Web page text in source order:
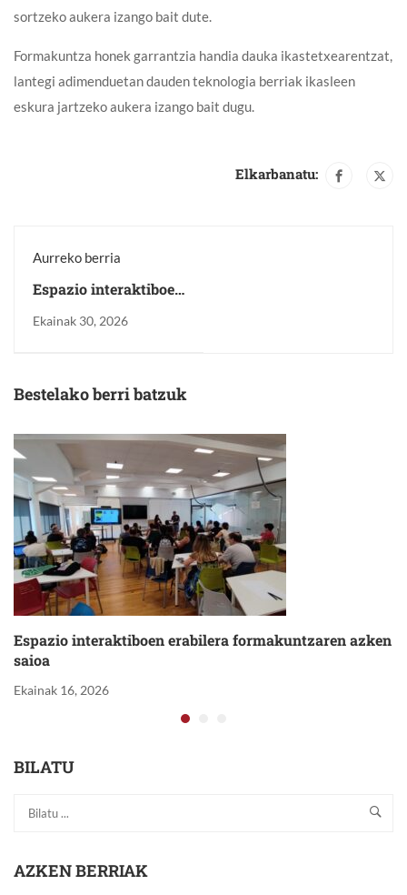
sortzeko aukera izango bait dute.
Formakuntza honek garrantzia handia dauka ikastetxearentzat,
lantegi adimenduetan dauden teknologia berriak ikasleen
eskura jartzeko aukera izango bait dugu.
Elkarbanatu:
Aurreko berria
Espazio interaktiboen
formakuntzaren
Ekainak 30, 2026
Bestelako berri batzuk
Espazio interaktiboen erabilera formakuntzaren azken
saioa
Ekainak 16, 2026
BILATU
AZKEN BERRIAK